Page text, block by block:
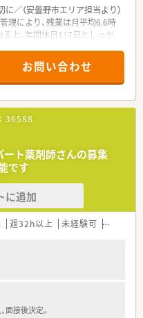
／（安曇野市エリア担当より）
理により、残業は月平均6.6時
上、年間休日117日としっか
内とアクセスが良く、車通勤
ため日々の通勤もスムーズで
眼科、整形外科など多岐にわ
80枚程度応需しています。
通じて、薬学的管理や多品目
できる非常に魅力的な環境で
て】
および体制強化を見据えて、
ける方を2〜3名急募していま
の方も歓迎しており、将来的に
長意欲のある方を募集してお
広くお受入れを検討いたしま
お問い合わせ
36588
ート薬剤師さんの募集
です
に追加
週32h以上 未経験可 ブラン
面接後決定。